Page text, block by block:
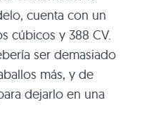
cuenta con un
cúbicos y 388 CV.
ser demasiado
más, y de
dejarlo en una